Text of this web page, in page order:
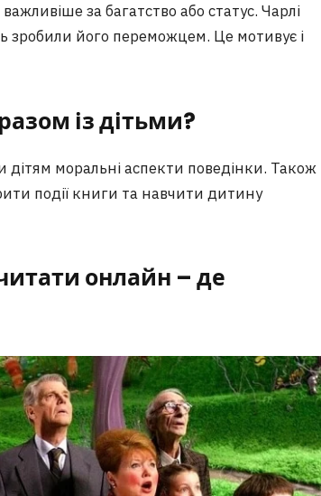
за багатство або статус. Чарлі
зробили його переможцем. Це мотивує і
із дітьми?
моральні аспекти поведінки. Також
події книги та навчити дитину
онлайн – де